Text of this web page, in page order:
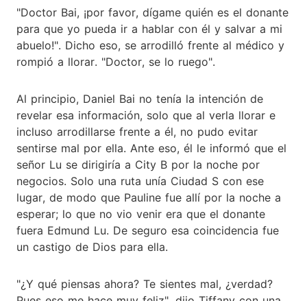
"Doctor Bai, ¡por favor, dígame quién es el donante
para que yo pueda ir a hablar con él y salvar a mi
abuelo!". Dicho eso, se arrodilló frente al médico y
rompió a llorar. "Doctor, se lo ruego".
Al principio, Daniel Bai no tenía la intención de
revelar esa información, solo que al verla llorar e
incluso arrodillarse frente a él, no pudo evitar
sentirse mal por ella. Ante eso, él le informó que el
señor Lu se dirigiría a City B por la noche por
negocios. Solo una ruta unía Ciudad S con ese
lugar, de modo que Pauline fue allí por la noche a
esperar; lo que no vio venir era que el donante
fuera Edmund Lu. De seguro esa coincidencia fue
un castigo de Dios para ella.
"¿Y qué piensas ahora? Te sientes mal, ¿verdad?